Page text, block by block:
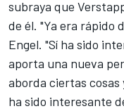
subraya que
de él. "Ya era rápido
Engel. "Sí ha sido
aporta una nueva
aborda ciertas cosas
ha sido interesante